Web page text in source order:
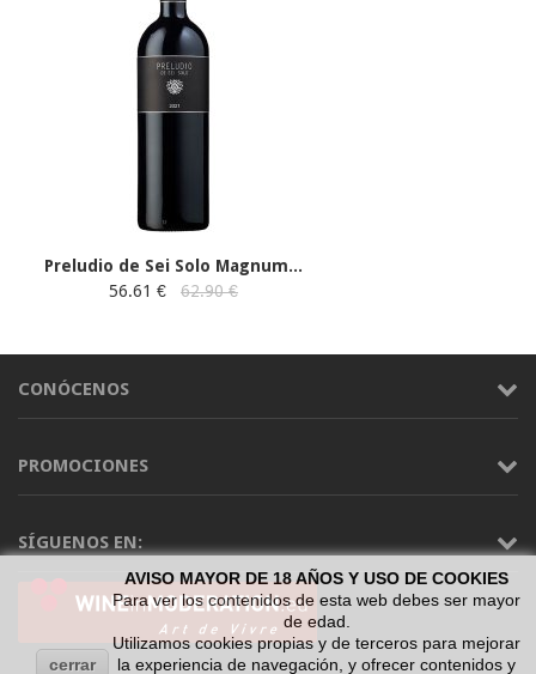
Preludio de Sei Solo Magnum...
56.61 €
62.90 €
CONÓCENOS
PROMOCIONES
SÍGUENOS EN:
cerrar
AVISO MAYOR DE 18 AÑOS Y USO DE COOKIES
Para ver los contenidos de esta web debes ser mayor
de edad.
Utilizamos cookies propias y de terceros para mejorar
la experiencia de navegación, y ofrecer contenidos y